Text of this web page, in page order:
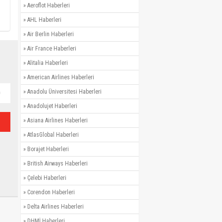
» Aeroflot Haberleri
» AHL Haberleri
» Air Berlin Haberleri
» Air France Haberleri
» Alitalia Haberleri
» American Airlines Haberleri
» Anadolu Üniversitesi Haberleri
» Anadolujet Haberleri
» Asiana Airlines Haberleri
» AtlasGlobal Haberleri
» Borajet Haberleri
» British Airways Haberleri
» Çelebi Haberleri
» Corendon Haberleri
» Delta Airlines Haberleri